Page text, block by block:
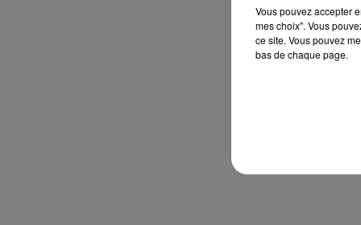
Vous pouvez accepter
mes choix". Vous
ce site. Vous pouvez
bas de chaque page.